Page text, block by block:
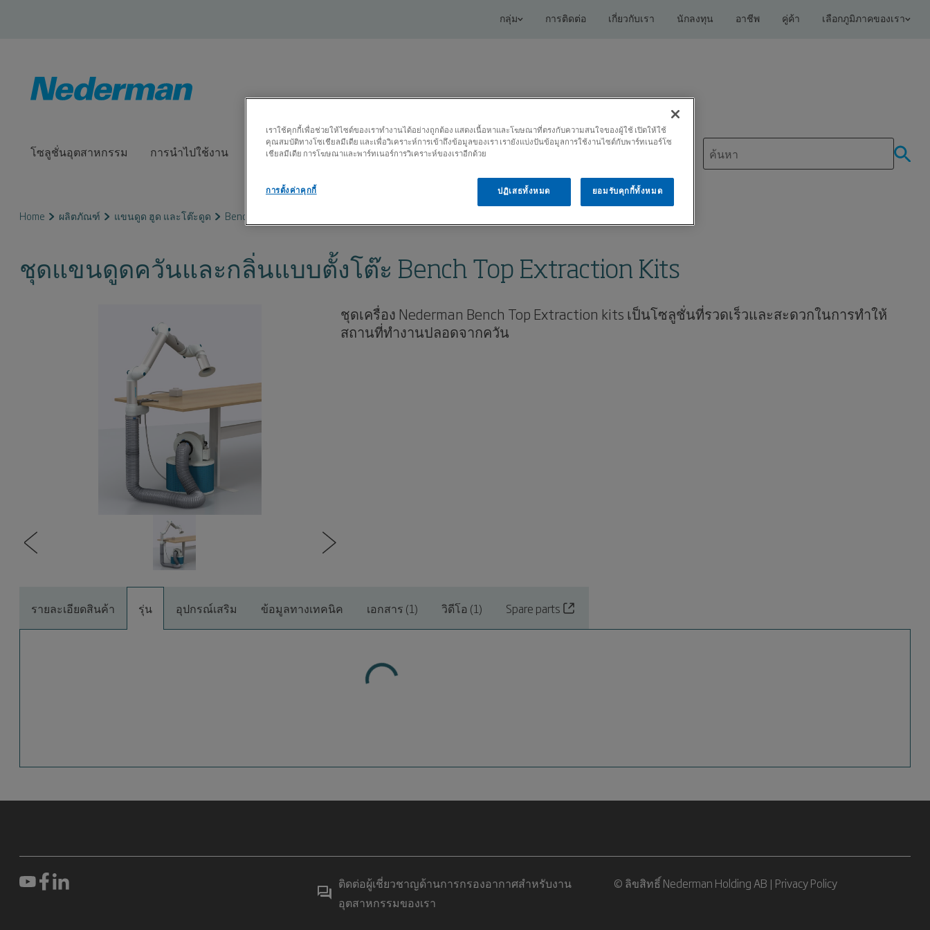
กลุ่ม การติดต่อ เกี่ยวกับเรา นักลงทุน อาชีพ คู่ค้า เลือกภูมิภาคของเรา
โซลูชั่นอุตสาหกรรม การนำไปใช้งาน ผลิตภัณฑ์ โซลูชันที่เชื่อมต่อ บริการ ศูนย์ความรู้
Home ผลิตภัณฑ์ แขนดูด ฮูด และโต๊ะดูด Bench Top Extraction, Kits
ชุดแขนดูดควันและกลิ่นแบบตั้งโต๊ะ Bench Top Extraction Kits
ชุดเครื่อง Nederman Bench Top Extraction kits เป็นโซลูชั่นที่รวดเร็วและสะดวกในการทำให้
สถานที่ทำงานปลอดจากควัน
รายละเอียดสินค้า รุ่น อุปกรณ์เสริม ข้อมูลทางเทคนิค เอกสาร (1) วิดีโอ (1) Spare parts
ติดต่อผู้เชี่ยวชาญด้านการกรองอากาศสำหรับงาน
อุตสาหกรรมของเรา
© ลิขสิทธิ์ Nederman Holding AB | Privacy Policy
เราใช้คุกกี้เพื่อช่วยให้ไซต์ของเราทำงานได้อย่างถูกต้อง แสดงเนื้อหาและโฆษณาที่ตรงกับความสนใจของผู้ใช้ เปิดให้ใช้
คุณสมบัติทางโซเชียลมีเดีย และเพื่อวิเคราะห์การเข้าถึงข้อมูลของเรา เรายังแบ่งปันข้อมูลการใช้งานไซต์กับพาร์ทเนอร์โซ
เชียลมีเดีย การโฆษณาและพาร์ทเนอร์การวิเคราะห์ของเราอีกด้วย
ปฏิเสธทั้งหมด ยอมรับคุกกี้ทั้งหมด
การตั้งค่าคุกกี้